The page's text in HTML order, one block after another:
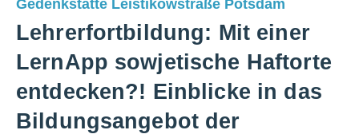
Gedenkstätte Leistikowstraße Potsdam
Lehrerfortbildung: Mit einer
LernApp sowjetische Haftorte
entdecken?! Einblicke in das
Bildungsangebot der